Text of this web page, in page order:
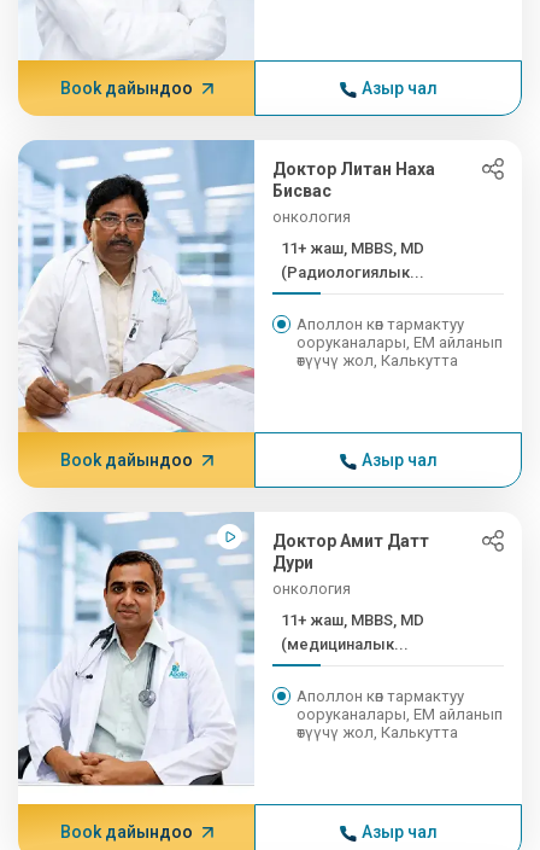
Book дайындоо Азыр чал
Доктор Литан Наха
Бисвас
онкология
11+ жаш, MBBS, MD
(Радиологиялык...
Аполлон көп тармактуу
ооруканалары, EM айланып
өтүүчү жол, Калькутта
Book дайындоо Азыр чал
Доктор Амит Датт
Дури
онкология
11+ жаш, MBBS, MD
(медициналык...
Аполлон көп тармактуу
ооруканалары, EM айланып
өтүүчү жол, Калькутта
Book дайындоо Азыр чал